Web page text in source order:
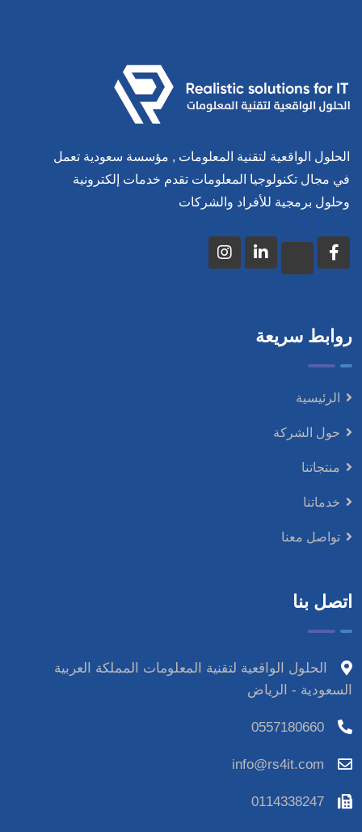
الحلول الواقعية لتقنية المعلومات , مؤسسة سعودية تعمل
في مجال تكنولوجيا المعلومات تقدم خدمات إلكترونية
وحلول برمجية للأفراد والشركات
روابط سريعة
الرئيسية
حول الشركة
منتجاتنا
خدماتنا
تواصل معنا
اتصل بنا
الحلول الواقعية لتقنية المعلومات المملكة العربية
السعودية - الرياض
0557180660
info@rs4it.com